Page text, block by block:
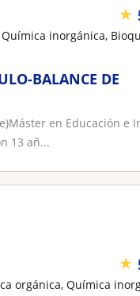
★
inorgánica,
BALANCE DE
en Educación e
13 añ...
★
orgánica, Química